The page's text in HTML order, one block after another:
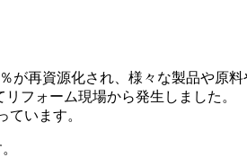
が再資源化され、様々な製品や原
フォーム現場から発生しました。
います。